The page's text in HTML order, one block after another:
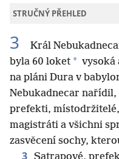
STRUČNÝ PŘEHLED
3
Král
byla 60 loket * vysoká
na pláni Dura v
Nebukadnecar nařídil,
prefekti,
magistráti a všichni
zasvěcení sochy,
3